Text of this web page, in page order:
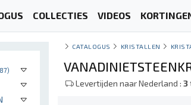
COLLECTIES VIDEOS
CATALOGUS KRISTALLEN
Levertijden naar Nederland : 3